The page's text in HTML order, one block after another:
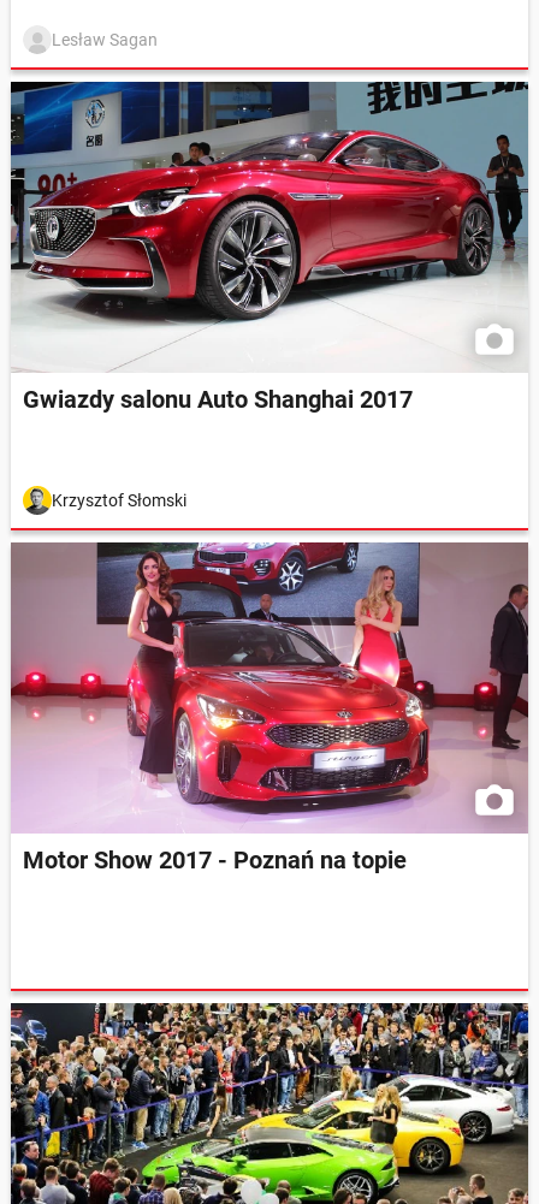
Lesław Sagan
Gwiazdy salonu Auto Shanghai 2017
Krzysztof Słomski
Motor Show 2017 - Poznań na topie